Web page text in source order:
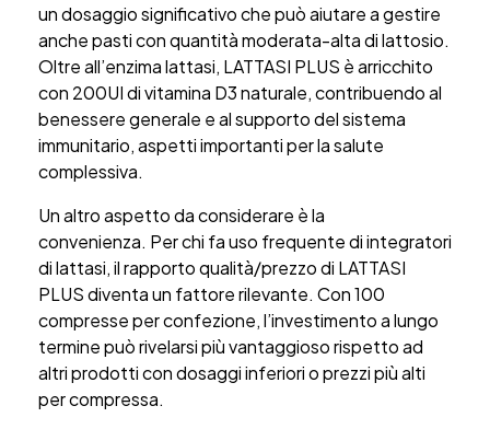
un dosaggio significativo che può aiutare a gestire
anche pasti con quantità moderata-alta di lattosio.
Oltre all’enzima lattasi, LATTASI PLUS è arricchito
con 200UI di vitamina D3 naturale, contribuendo al
benessere generale e al supporto del sistema
immunitario, aspetti importanti per la salute
complessiva.
Un altro aspetto da considerare è la
convenienza. Per chi fa uso frequente di integratori
di lattasi, il rapporto qualità/prezzo di LATTASI
PLUS diventa un fattore rilevante. Con 100
compresse per confezione, l’investimento a lungo
termine può rivelarsi più vantaggioso rispetto ad
altri prodotti con dosaggi inferiori o prezzi più alti
per compressa.